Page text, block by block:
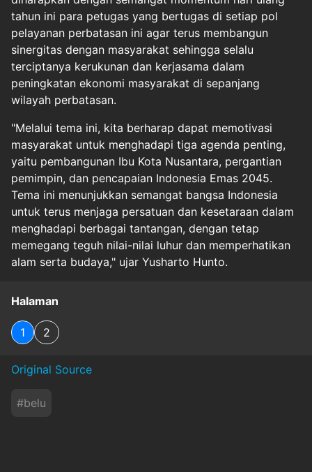
tahun ini para petugas yang bertugas di setiap pol
pelayanan perbatasan ini agar terus membangun
sinergitas dengan masyarakat sehingga selalu
terciptanya kerukunan dan kerjasama dalam
peningkatan ekonomi masyarakat di sepanjang
wilayah perbatasan.
"Melalui tema ini, kita berharap dapat memotivasi
masyarakat untuk menghadapi tiga agenda penting,
yaitu pembangunan Ibu Kota Nusantara, pergantian
pemimpin, dan pencapaian Indonesia Emas 2045.
Tema ini menunjukkan semangat bangsa Indonesia
untuk terus menjaga persatuan dan kesetaraan dalam
menghadapi berbagai tantangan, dengan tetap
memegang teguh nilai-nilai luhur dan memperhatikan
alam serta budaya," ujar Yusharto Hunto.
Halaman
1 2
Original Source
#belu